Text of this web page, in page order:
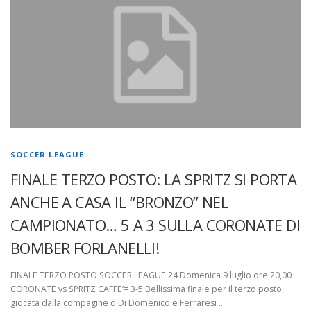
SOCCER LEAGUE
FINALE TERZO POSTO: LA SPRITZ SI PORTA
ANCHE A CASA IL “BRONZO” NEL
CAMPIONATO… 5 A 3 SULLA CORONATE DI
BOMBER FORLANELLI!
FINALE TERZO POSTO SOCCER LEAGUE 24 Domenica 9 luglio ore 20,00
CORONATE vs SPRITZ CAFFE’= 3-5 Bellissima finale per il terzo posto
giocata dalla compagine d Di Domenico e Ferraresi …